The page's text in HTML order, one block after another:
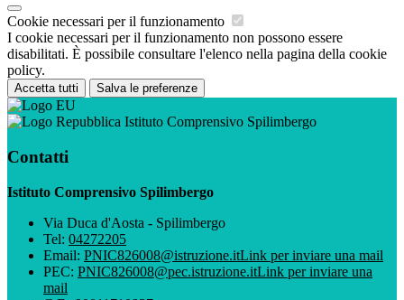
Cookie necessari per il funzionamento
I cookie necessari per il funzionamento non possono essere
disabilitati. È possibile consultare l'elenco nella pagina della cookie
policy.
Accetta tutti Salva le preferenze
Istituto Comprensivo Spilimbergo
Contatti
Istituto Comprensivo Spilimbergo
Via Duca d'Aosta - Spilimbergo
Tel: 04272205
Email: PNIC826008@istruzione.itLink per inviare una mail
PEC: PNIC826008@pec.istruzione.itLink per inviare una
mail